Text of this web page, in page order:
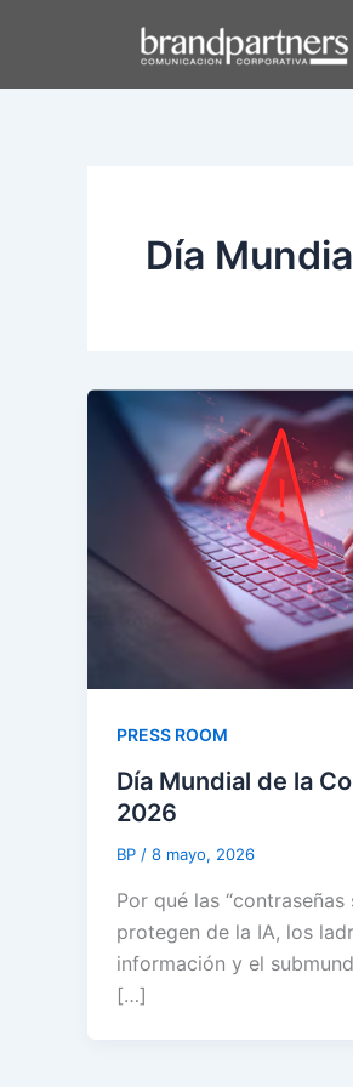
Día
PRESS ROOM
Día Mundial de la
2026
BP / 8 mayo, 2026
Por qué las “contraseñas
protegen de la IA, los
información y el
[…]